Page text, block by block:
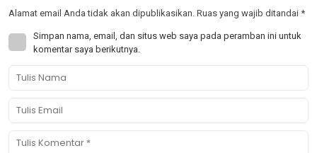
Alamat email Anda tidak akan dipublikasikan. Ruas yang wajib ditandai *
Simpan nama, email, dan situs web saya pada peramban ini untuk
komentar saya berikutnya.